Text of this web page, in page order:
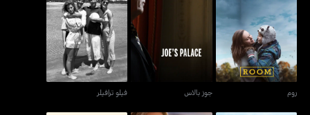
روم
روم جوز بالاس
فيلو ترافيلر
فيلو ترافيلر